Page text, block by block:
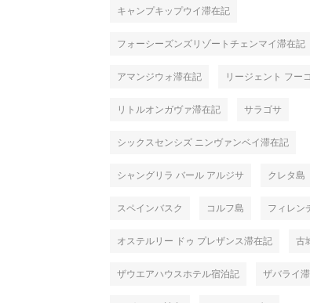
キャンプキップウイ滞在記
フォーシーズンズリゾートチェンマイ滞在記
アマンジウォ滞在記 リージェント フー
リトルオンガヴァ滞在記 サラゴサ
シックスセンシズ ニンヴァンベイ滞在記
シャングリラ バール アルジサ クレタ島
スペインバスク コルフ島 フィレン
オステルリー ドゥ プレザンス滞在記 古
ザウエアハウスホテル宿泊記 ザバライ